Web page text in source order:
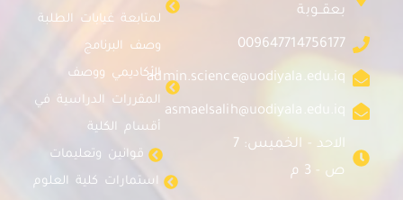
بعقــوبة
009647714756177
admin.science@uodiyala.edu.iq
asmaelsalih@uodiyala.edu.iq
الاحد - الخميس: 7
ص - 3 م
لمتابعة غيابات الطلبة
وصف البرنامج
الأكاديمي ووصف
المقررات الدراسية في
أقسام الكلية
قوانين وتعليمات
استمارات كلية العلوم